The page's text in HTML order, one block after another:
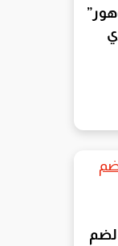
لضم